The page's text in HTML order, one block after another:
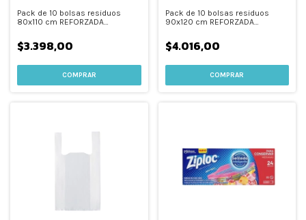
Pack de 10 bolsas residuos
80x110 cm REFORZADA
$3.398,00
Pack de 10 bolsas residuos
90x120 cm REFORZADA
$4.016,00